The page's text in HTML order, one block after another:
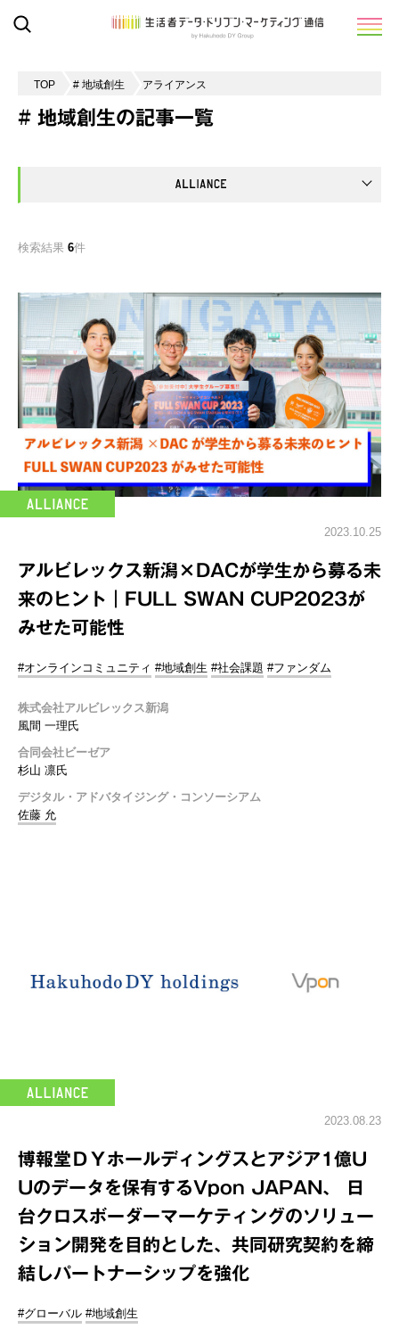
TOP # 地域創生 アライアンス
# 地域創生の記事一覧
検索結果 6件
2023.10.25
アルビレックス新潟×DACが学生から募る未
来のヒント｜FULL SWAN CUP2023が
みせた可能性
#オンラインコミュニティ #地域創生 #社会課題 #ファンダム
株式会社アルビレックス新潟
風間 一理氏
合同会社ビーゼア
杉山 凛氏
デジタル・アドバタイジング・コンソーシアム
佐藤 允
2023.08.23
博報堂ＤＹホールディングスとアジア1億U
Uのデータを保有するVpon JAPAN、 日
台クロスボーダーマーケティングのソリュー
ション開発を目的とした、共同研究契約を締
結しパートナーシップを強化
#グローバル #地域創生